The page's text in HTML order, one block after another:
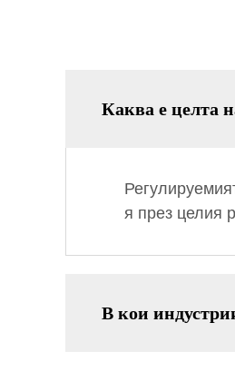
Каква е целта
я през целия
В кои